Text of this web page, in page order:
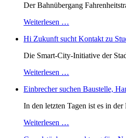
Der Bahnübergang
Weiterlesen …
Hi Zukunft sucht Kontakt zu
Die Smart-City-Initiative der
Weiterlesen …
Einbrecher suchen Baustelle,
In den letzten Tagen ist es in
Weiterlesen …